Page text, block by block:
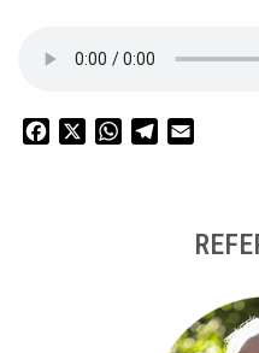
Facebook WhatsAppTelegram